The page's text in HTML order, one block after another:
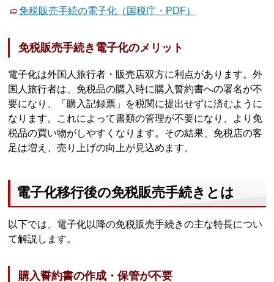
免税販売手続の電子化（国税庁・PDF）
免税販売手続き電子化のメリット
電子化は外国人旅行者・販売店双方に利点があります。外
国人旅行者は、免税品の購入時に購入誓約書への署名が不
要になり、「購入記録票」を税関に提出せずに済むように
なります。これによって書類の管理が不要になり、より免
税品の買い物がしやすくなります。その結果、免税店の客
足は増え、売り上げの向上が見込めます。
電子化移行後の免税販売手続きとは
以下では、電子化以降の免税販売手続きの主な特長につい
て解説します。
購入誓約書の作成・保管が不要